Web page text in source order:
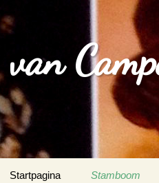
van
Startpagina Stamboom